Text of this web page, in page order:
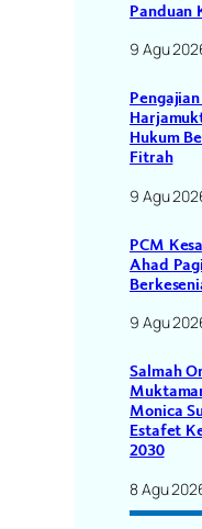
Panduan
9 Agu
Hukum
Fitrah
9 Agu
PCM
Ahad
9 Agu
Salmah
Monica
Estafet
2030
8 Agu